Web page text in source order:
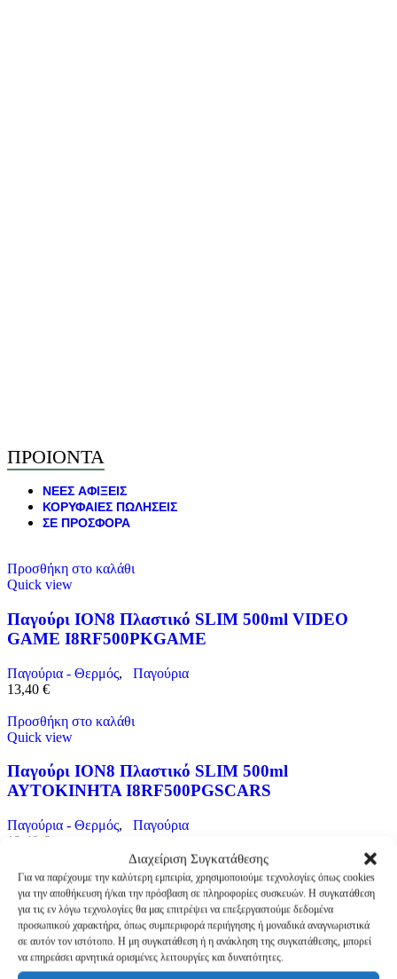
Διαχείριση Συγκατάθεσης
Για να παρέχουμε την καλύτερη εμπειρία, χρησιμοποιούμε τεχνολογίες όπως cookies
για την αποθήκευση ή/και την πρόσβαση σε πληροφορίες συσκευών. Η συγκατάθεση
για τις εν λόγω τεχνολογίες θα μας επιτρέψει να επεξεργαστούμε δεδομένα
προσωπικού χαρακτήρα, όπως συμπεριφορά περιήγησης ή μοναδικά αναγνωριστικά
σε αυτόν τον ιστότοπο. Η μη συγκατάθεση ή η ανάκληση της συγκατάθεσης, μπορεί
να επηρεάσει αρνητικά ορισμένες λειτουργίες και δυνατότητες.
ΠΡΟΙΟΝΤΑ
ΝΕΕΣ ΑΦΙΞΕΙΣ
ΚΟΡΥΦΑΙΕΣ ΠΩΛΗΣΕΙΣ
ΣΕ ΠΡΟΣΦΟΡΑ
Προσθήκη στο καλάθι
Quick view
Παγούρι ION8 Πλαστικό SLIM 500ml VIDEO
GAME I8RF500PKGAME
Παγούρια - Θερμός,
Παγούρια
13,40 €
Προσθήκη στο καλάθι
Quick view
Παγούρι ION8 Πλαστικό SLIM 500ml
ΑΥΤΟΚΙΝΗΤΑ I8RF500PGSCARS
Παγούρια - Θερμός,
Παγούρια
13,40 €
Προσθήκη στο καλάθι
Quick view
Παγούρι ION8 Πλαστικό SLIM 500ml
ΛΟΥΛΟΥΔΙΑ I8RF500PVFLOW